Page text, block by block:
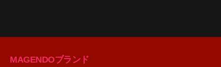
MAGENDOブランド